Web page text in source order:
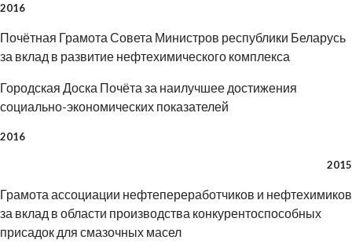
2016
Почётная Грамота Совета Министров республики Беларусь
за вклад в развитие нефтехимического комплекса
Городская Доска Почёта за наилучшее достижения
социально-экономических показателей
2016
2015
Грамота ассоциации нефтепереработчиков и нефтехимиков
за вклад в области производства конкурентоспособных
присадок для смазочных масел